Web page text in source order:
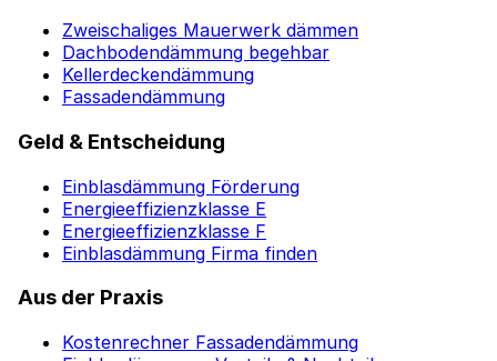
Zweischaliges Mauerwerk dämmen
Dachbodendämmung begehbar
Kellerdeckendämmung
Fassadendämmung
Geld & Entscheidung
Einblasdämmung Förderung
Energieeffizienzklasse E
Energieeffizienzklasse F
Einblasdämmung Firma finden
Aus der Praxis
Kostenrechner Fassadendämmung